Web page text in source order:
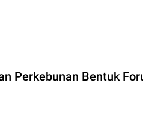
Perkebunan Bentuk